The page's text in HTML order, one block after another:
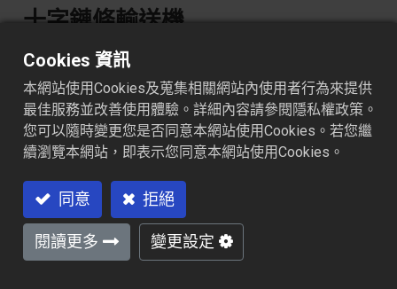
十字鏈條輸送機
WP-CCC
運輸過程平穩、噪音小、維修簡易方便，適合中、
大型的工件。
Cookies 資訊
本網站使用Cookies及蒐集相關網站內使用者行為來提供
最佳服務並改善使用體驗。詳細內容請參閱隱私權政策。
您可以隨時變更您是否同意本網站使用Cookies。若您繼
續瀏覽本網站，即表示您同意本網站使用Cookies。
同意 拒絕
閱讀更多 變更設定